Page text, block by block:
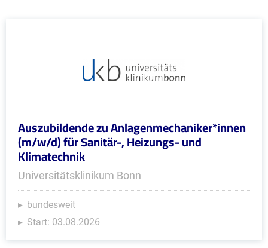
Auszubildende zu Anlagenmechaniker*innen
(m/w/d) für Sanitär-, Heizungs- und
Klimatechnik
Universitätsklinikum Bonn
bundesweit
Start: 03.08.2026